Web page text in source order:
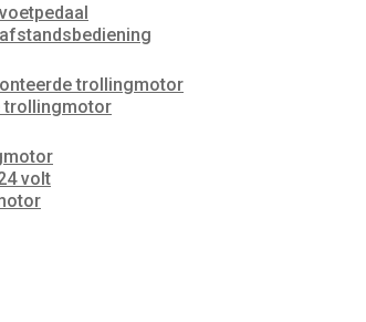
trollingmotor
trollingmotor
volt